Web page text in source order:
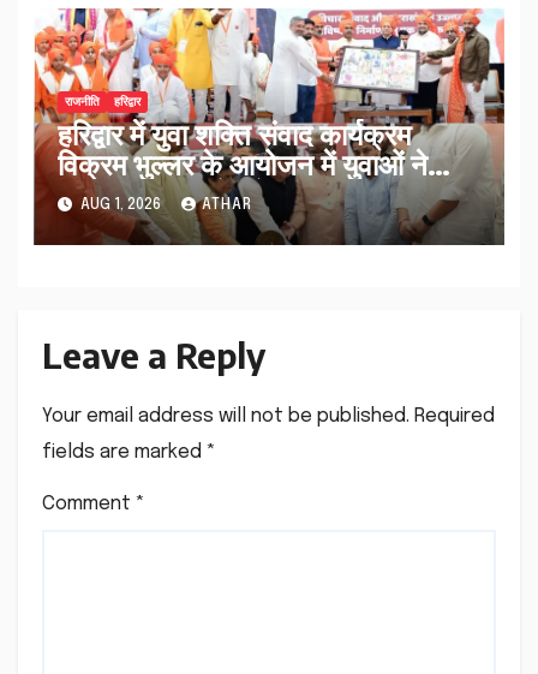
राजनीति हरिद्वार
हरिद्वार में युवा शक्ति संवाद कार्यक्रम
विक्रम भुल्लर के आयोजन में युवाओं ने
मुख्यमंत्री धामी से पूछे सवाल…
AUG 1, 2026 ATHAR
Leave a Reply
Your email address will not be published. Required
fields are marked *
Comment *